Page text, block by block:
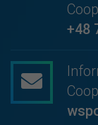
+48